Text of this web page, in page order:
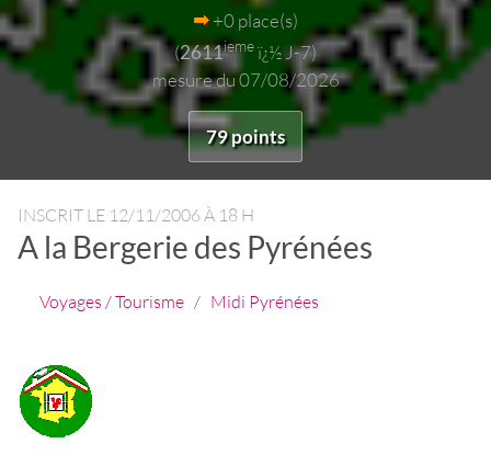
+0 place(s)
(2611iemeï¿½ J-7)
mesure du 07/08/2026
79 points
INSCRIT LE 12/11/2006 À 18 H
A la Bergerie des Pyrénées
Voyages / Tourisme / Midi Pyrénées